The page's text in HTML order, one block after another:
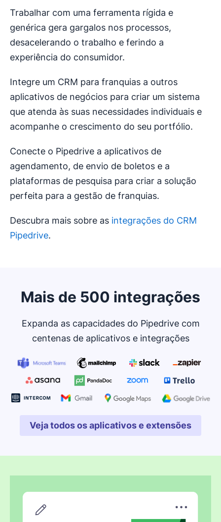
Trabalhar com uma ferramenta rígida e
genérica gera gargalos nos processos,
desacelerando o trabalho e ferindo a
experiência do consumidor.
Integre um CRM para franquias a outros
aplicativos de negócios para criar um sistema
que atenda às suas necessidades individuais e
acompanhe o crescimento do seu portfólio.
Conecte o Pipedrive a aplicativos de
agendamento, de envio de boletos e a
plataformas de pesquisa para criar a solução
perfeita para a gestão de franquias.
Descubra mais sobre as integrações do CRM
Pipedrive.
Mais de 500 integrações
Expanda as capacidades do Pipedrive com
centenas de aplicativos e integrações
Veja todos os aplicativos e extensões
Abre em uma nova janela